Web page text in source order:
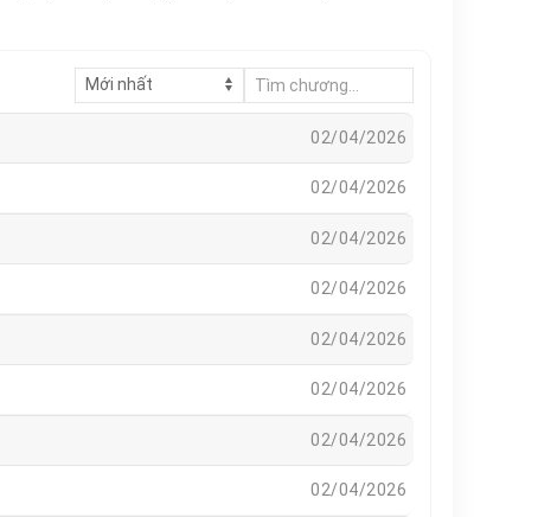
nói chuyện chẳng có tí logic nào.Văn Địch sôi
phó giáo sư. Vì tìm đề tài mà ngồi dự thínhlớp
nó hợp với thầy lắm.Biên Thành: Dải Mobius là
Địch:…Biên Thành: Gần đây cậu đang nghiên
Nho giáo.Biên Thành: Shakespeare? Ông ta không
toán học giết người bằng lời nói (công) X nghiên
thương một cách kỳ quặc.Dò mìn:Công là anti-
02/04/2026
02/04/2026
02/04/2026
02/04/2026
02/04/2026
02/04/2026
02/04/2026
02/04/2026